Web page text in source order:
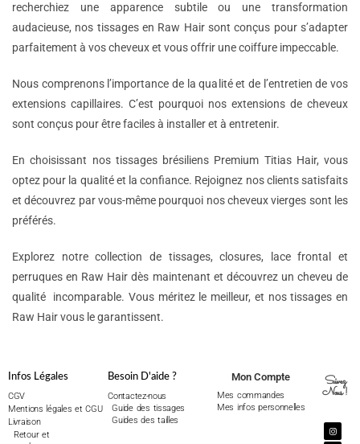
recherchiez une apparence subtile ou une transformation
audacieuse, nos tissages en Raw Hair sont conçus pour s’adapter
parfaitement à vos cheveux et vous offrir une coiffure impeccable.
Nous comprenons l’importance de la qualité et de l’entretien de vos
extensions capillaires. C’est pourquoi nos extensions de cheveux
sont conçus pour être faciles à installer et à entretenir.
En choisissant nos tissages brésiliens Premium Titias Hair, vous
optez pour la qualité et la confiance. Rejoignez nos clients satisfaits
et découvrez par vous-même pourquoi nos cheveux vierges sont les
préférés.
Explorez notre collection de tissages, closures, lace frontal et
perruques en Raw Hair dès maintenant et découvrez un cheveu de
qualité incomparable. Vous méritez le meilleur, et nos tissages en
Raw Hair vous le garantissent.
Infos Légales
CGV
Mentions légales et CGU
Livraison
Retour et
Besoin D'aide ?
Contactez-nous
Guide des tissages
Guides des tailles
Mon Compte
Mes commandes
Mes infos personnelles
Suivez
Nous !